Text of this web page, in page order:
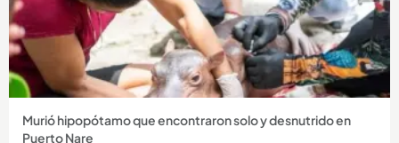
Compartir Noticia
Murió hipopótamo que encontraron solo y desnutrido en
Puerto Nare